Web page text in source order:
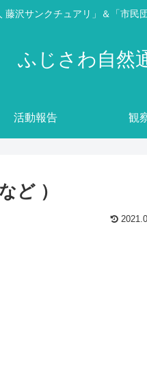
藤沢サンクチュアリ」＆「市民
ふじさわ自然
活動報告 観
ど ）